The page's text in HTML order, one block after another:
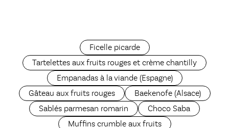
Ficelle picarde
Tartelettes aux fruits rouges et crème chantilly
Empanadas à la viande (Espagne)
Gâteau aux fruits rouges
Baekenofe (Alsace)
Sablés parmesan romarin
Choco Saba
Muffins crumble aux fruits